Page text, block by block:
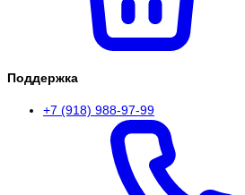
Поддержка
+7 (918) 988-97-99